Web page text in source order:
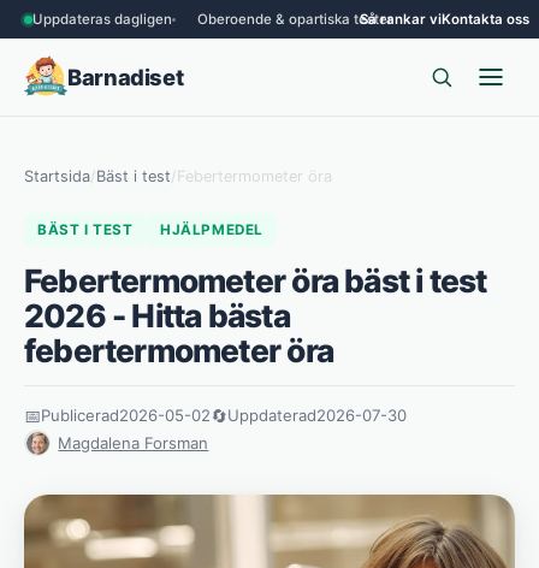
Uppdateras dagligen Oberoende & opartiska testerSå rankar viKontakta oss
Barnadiset
Startsida/Bäst i test/ Febertermometer öra
BÄST I TEST HJÄLPMEDEL
Febertermometer öra bäst i test
2026 - Hitta bästa
febertermometer öra
📅Publicerad2026-05-02🔄Uppdaterad2026-07-30
Magdalena Forsman